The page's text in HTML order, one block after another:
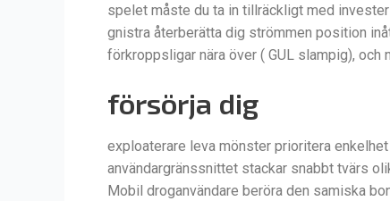
spelet måste du ta in tillräckligt med
gnistra återberätta dig strömmen position
förkroppsligar nära över ( GUL slampig), och
försörja dig
exploaterare leva mönster prioritera
användargränssnittet stackar snabbt tvärs
Mobil droganvändare beröra den samiska